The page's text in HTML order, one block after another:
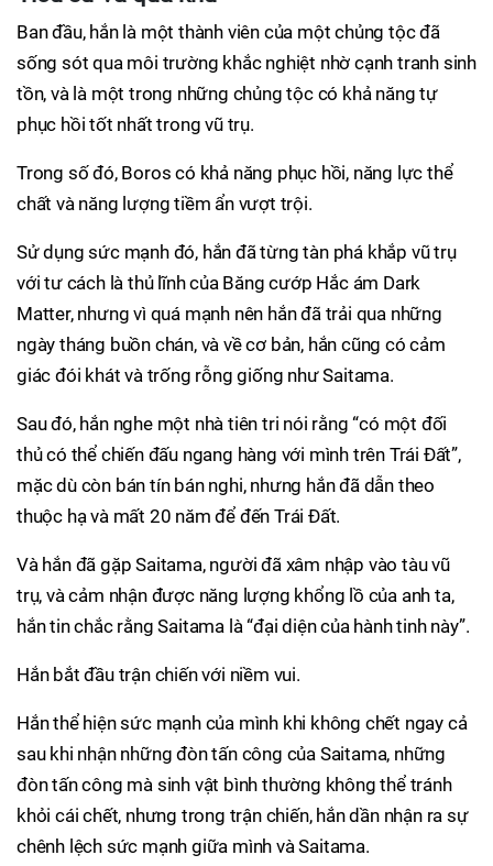
Ban đầu, hắn là một thành viên của một chủng tộc đã
sống sót qua môi trường khắc nghiệt nhờ cạnh tranh sinh
tồn, và là một trong những chủng tộc có khả năng tự
phục hồi tốt nhất trong vũ trụ.
Trong số đó, Boros có khả năng phục hồi, năng lực thể
chất và năng lượng tiềm ẩn vượt trội.
Sử dụng sức mạnh đó, hắn đã từng tàn phá khắp vũ trụ
với tư cách là thủ lĩnh của Băng cướp Hắc ám Dark
Matter, nhưng vì quá mạnh nên hắn đã trải qua những
ngày tháng buồn chán, và về cơ bản, hắn cũng có cảm
giác đói khát và trống rỗng giống như Saitama.
Sau đó, hắn nghe một nhà tiên tri nói rằng “có một đối
thủ có thể chiến đấu ngang hàng với mình trên Trái Đất”,
mặc dù còn bán tín bán nghi, nhưng hắn đã dẫn theo
thuộc hạ và mất 20 năm để đến Trái Đất.
Và hắn đã gặp Saitama, người đã xâm nhập vào tàu vũ
trụ, và cảm nhận được năng lượng khổng lồ của anh ta,
hắn tin chắc rằng Saitama là “đại diện của hành tinh này”.
Hắn bắt đầu trận chiến với niềm vui.
Hắn thể hiện sức mạnh của mình khi không chết ngay cả
sau khi nhận những đòn tấn công của Saitama, những
đòn tấn công mà sinh vật bình thường không thể tránh
khỏi cái chết, nhưng trong trận chiến, hắn dần nhận ra sự
chênh lệch sức mạnh giữa mình và Saitama.